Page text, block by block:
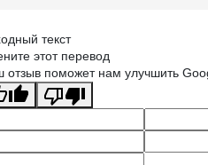
текст
этот перевод
отзыв поможет нам улучшить